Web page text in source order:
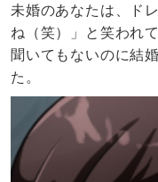
未婚のあなたは、ド
ね（笑）」と笑われ
聞いてもないのに結
た。